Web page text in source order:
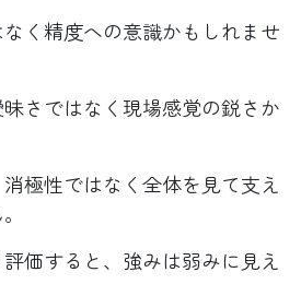
く精度への意識かもしれませ
さではなく現場感覚の鋭さか
極性ではなく全体を見て支え
価すると、強みは弱みに見え